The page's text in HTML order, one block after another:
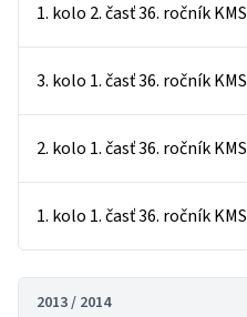
1. kolo 2. časť 36. ročník KMS
3. kolo 1. časť 36. ročník KMS
2. kolo 1. časť 36. ročník KMS
1. kolo 1. časť 36. ročník KMS
2013 / 2014